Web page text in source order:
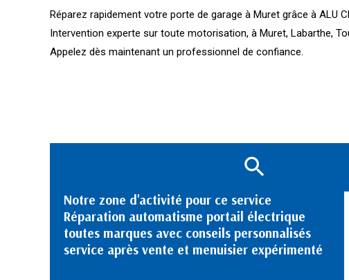
Réparez rapidement votre porte de garage à Muret grâce à ALU
Intervention experte sur toute motorisation, à Muret, Labarthe,
Appelez dès maintenant un professionnel de confiance.
Notre zone d'activité pour ce service
Réparation automatisme portail électrique
toutes marques avec conseils personnalisés
service après vente et menuisier expérimenté